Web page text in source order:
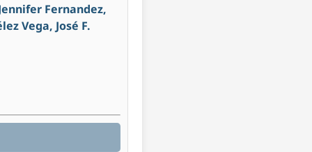
Fernandez,
Vega, José F.